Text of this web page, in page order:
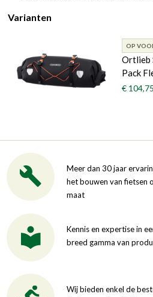
Varianten
OP
Ortlieb
Pack
€ 104,75
Meer dan 30 jaar
het bouwen van fietsen
maat
Kennis en expertise in
breed gamma van
Wij bieden enkel de